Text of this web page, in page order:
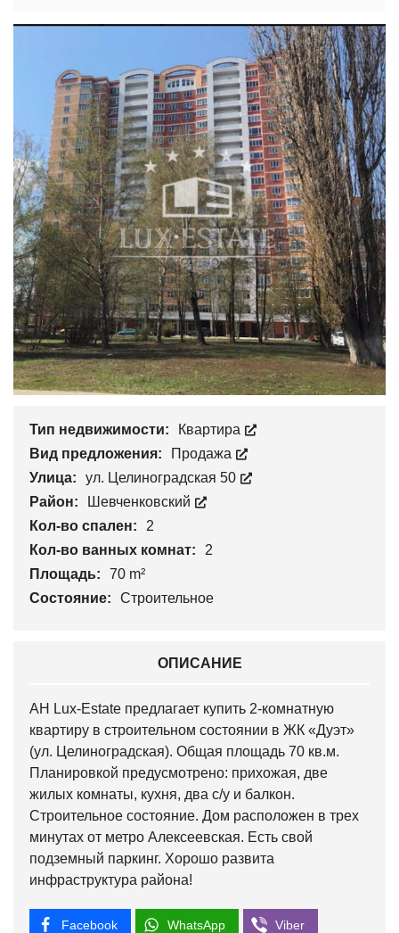
Тип недвижимости:
Квартира
Вид предложения:
Продажа
Улица:
ул. Целиноградская 50
Район:
Шевченковский
Кол-во спален:
2
Кол-во ванных комнат:
2
Площадь:
70 m²
Состояние:
Строительное
ОПИСАНИЕ
АН Lux-Estate предлагает купить 2-комнатную
квартиру в строительном состоянии в ЖК «Дуэт»
(ул. Целиноградская). Общая площадь 70 кв.м.
Планировкой предусмотрено: прихожая, две
жилых комнаты, кухня, два с/у и балкон.
Строительное состояние. Дом расположен в трех
минутах от метро Алексеевская. Есть свой
подземный паркинг. Хорошо развита
инфраструктура района!
Facebook WhatsApp Viber